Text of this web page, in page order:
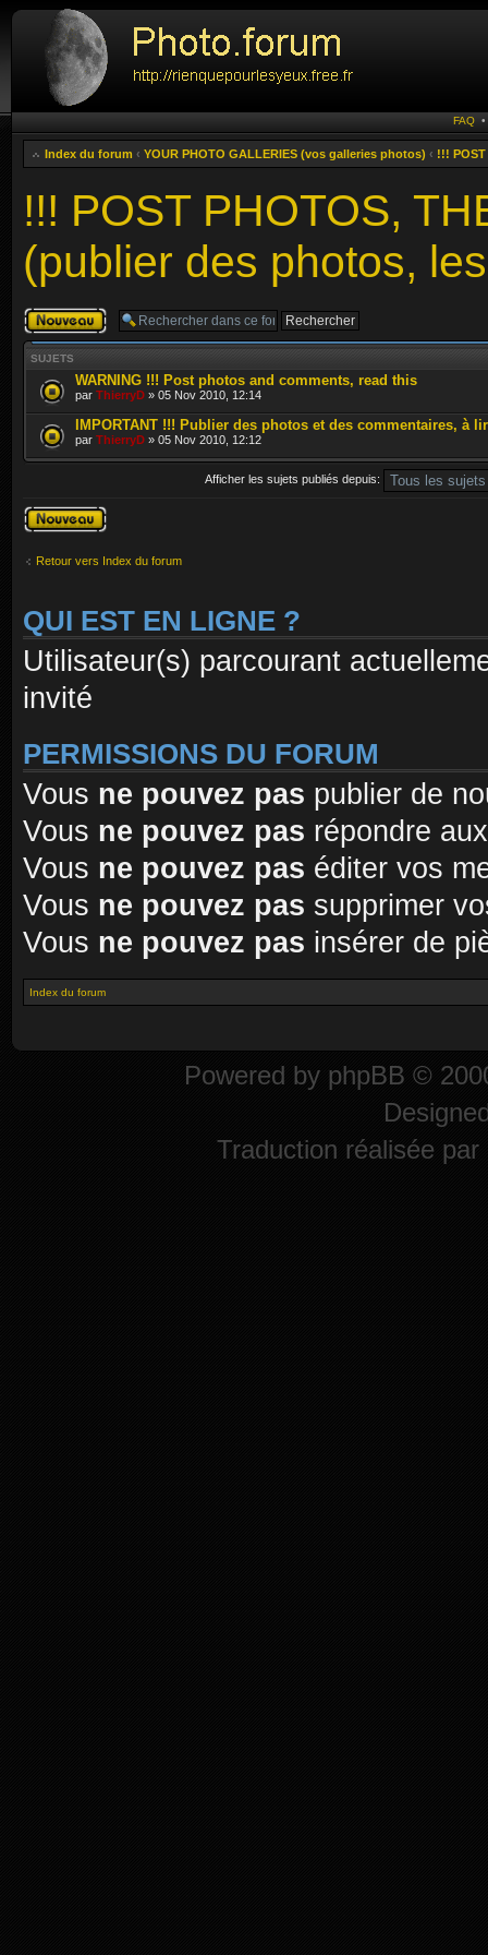
FAQ
Index du forum ‹ YOUR PHOTO GALLERIES (vos galleries photos) ‹ !!!
!!! POST PHOTOS,
(publier des photos,
Publier un
nouveau sujet
SUJETS
WARNING !!! Post photos and comments, read this
par ThierryD » 05 Nov 2010, 12:14
IMPORTANT !!! Publier des photos et des commentaires, à
par ThierryD » 05 Nov 2010, 12:12
Afficher les sujets publiés depuis:
Publier un
nouveau sujet
Retour vers Index du forum
QUI EST EN LIGNE ?
Utilisateur(s) parcourant
invité
PERMISSIONS DU FORUM
Vous ne pouvez pas publier de
Vous ne pouvez pas répondre
Vous ne pouvez pas éditer vos
Vous ne pouvez pas supprimer
Vous ne pouvez pas insérer de
Index du forum
Powered by phpBB ©
Traduction réalisée par